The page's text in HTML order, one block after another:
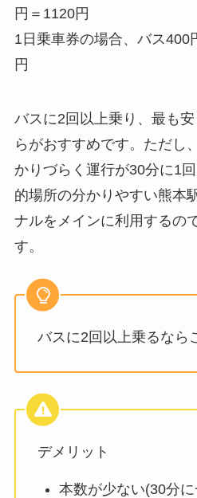
円＝1120円
1日乗車券の場合、バス400
円
バスに2回以上乗り、最も
らがおすすめです。ただし
かりづらく運行が30分に1
的場所の分かりやすい熊本
ナルをメインに利用するの
す。
バスに2回以上乗るなら
デメリット
本数が少ない(30分